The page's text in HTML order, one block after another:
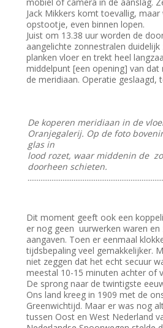
Jack Mikkers komt toevallig,
opstootje, even binnen lopen.
Juist om 13.38 uur worden de
aangelichte zonnestralen
planken vloer en trekt heel
middelpunt [een opening] van
de meridiaan. Operatie geslaagd,
De koperen meridiaan in de
Oranjegalerij. Op de foto
glas in
lood rozet, waar middenin de
doorheen schieten.
Dit moment geeft ook een
er nog geen uurwerken waren
aangaven. Toen er eenmaal
tijdsbepaling veel gemakkelijker.
niet zeggen dat het echt secuur
meestal 10-15 minuten achter of
De sprong naar de twintigste
Ons land kreeg in 1909 met de
Greenwichtijd. Maar er was nog
tussen Oost en West Nederland